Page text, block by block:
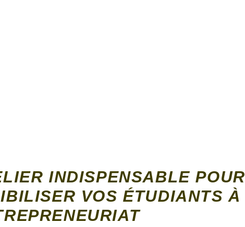
INDISPENSABLE POUR
VOS ÉTUDIANTS À